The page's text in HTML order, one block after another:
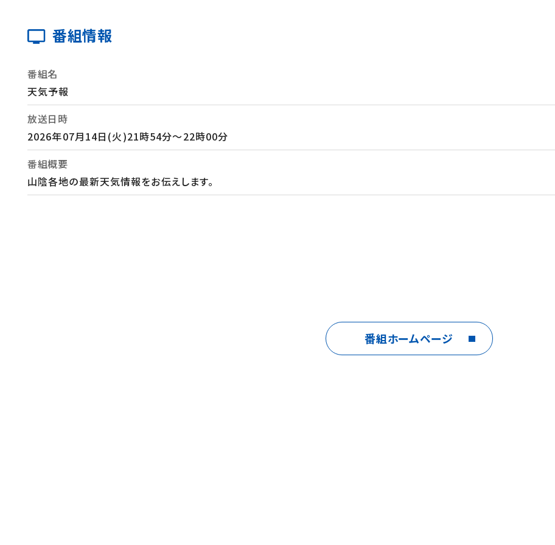
番組情報
番組名
天気予報
放送日時
2026年07月14日(火)21時54分～22時00分
番組概要
山陰各地の最新天気情報をお伝えします。
番組ホームページ